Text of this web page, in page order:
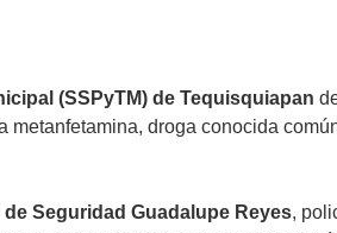
(SSPyTM) de Tequisquiapan
droga conocida
Seguridad Guadalupe Reyes,